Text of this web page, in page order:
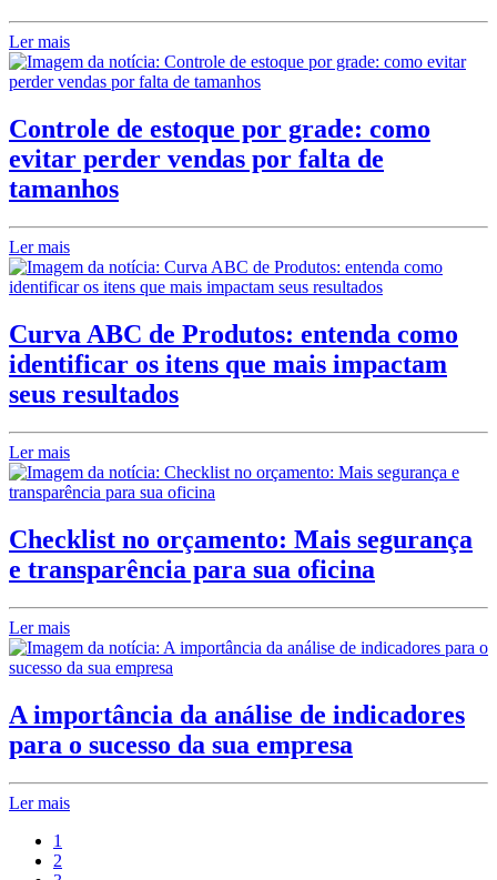
Ler mais
Controle de estoque por grade: como
evitar perder vendas por falta de
tamanhos
Ler mais
Curva ABC de Produtos: entenda como
identificar os itens que mais impactam
seus resultados
Ler mais
Checklist no orçamento: Mais segurança
e transparência para sua oficina
Ler mais
A importância da análise de indicadores
para o sucesso da sua empresa
Ler mais
1
2